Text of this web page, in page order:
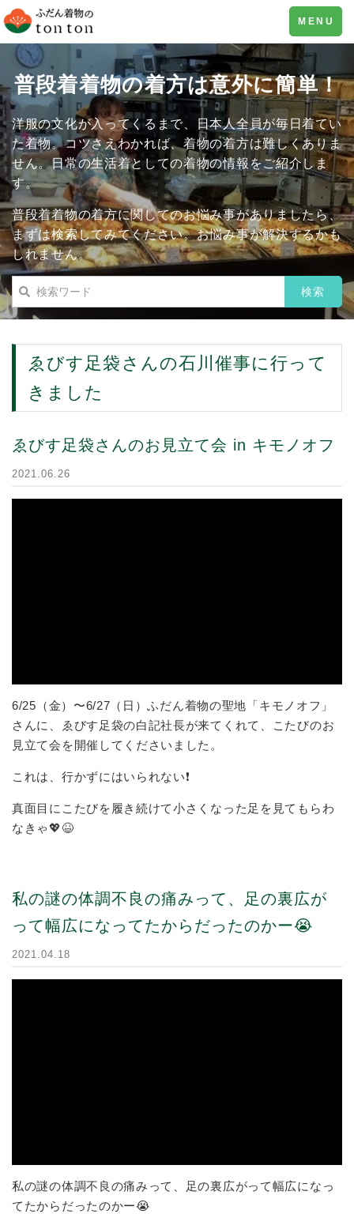
Toggle
navigation
MENU
普段着着物の着方は意外に簡単！
洋服の文化が入ってくるまで、日本人全員が毎日着てい
た着物。コツさえわかれば、着物の着方は難しくありま
せん。日常の生活着としての着物の情報をご紹介しま
す。
普段着着物の着方に関してのお悩み事がありましたら、
まずは検索してみてください。お悩み事が解決するかも
しれません。
ゑびす足袋さんの石川催事に行って
きました
ゑびす足袋さんのお見立て会 in キモノオフ
2021.06.26
6/25（金）〜6/27（日）ふだん着物の聖地「キモノオフ」
さんに、ゑびす足袋の白記社長が来てくれて、こたびのお
見立て会を開催してくださいました。
これは、行かずにはいられない❗️
真面目にこたびを履き続けて小さくなった足を見てもらわ
なきゃ💖😆
私の謎の体調不良の痛みって、足の裏広が
って幅広になってたからだったのかー😭
2021.04.18
私の謎の体調不良の痛みって、足の裏広がって幅広になっ
てたからだったのかー😭